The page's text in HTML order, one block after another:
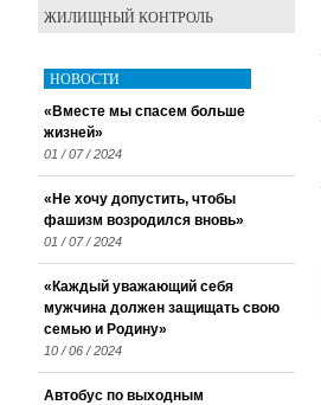
ЖИЛИЩНЫЙ КОНТРОЛЬ
НОВОСТИ
«Вместе мы спасем больше
жизней»
01 / 07 / 2024
«Не хочу допустить, чтобы
фашизм возродился вновь»
01 / 07 / 2024
«Каждый уважающий себя
мужчина должен защищать свою
семью и Родину»
10 / 06 / 2024
Автобус по выходным